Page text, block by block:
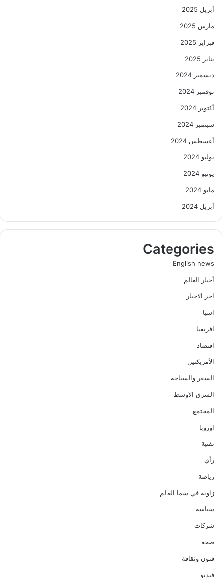
أبريل 2025
مارس 2025
فبراير 2025
يناير 2025
ديسمبر 2024
نوفمبر 2024
أكتوبر 2024
سبتمبر 2024
أغسطس 2024
يوليو 2024
يونيو 2024
مايو 2024
أبريل 2024
Categories
English news
أخبار العالم
اخر الاخبار
اسيا
افريقيا
اقتصاد
الأمريكتين
السفر والسياحة
الشرق الاوسط
المجتمع
اوروبا
تقنية
رأي
رياضة
زاوية في سما العالم
سياسة
شركات
صحة
فنون وثقافة
فيديو